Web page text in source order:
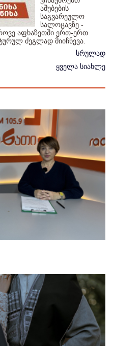
აშუბების
საგვარეულო
სალოცავზე -
აფხაზეთში ერთ-ერთ
ძეგლად მიიჩნევა.
სრულად
ყველა სიახლე